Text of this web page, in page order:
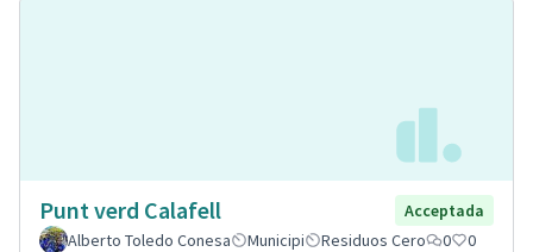
Punt verd Calafell
Acceptada
Alberto Toledo Conesa
Municipi Residuos Cero 0 0